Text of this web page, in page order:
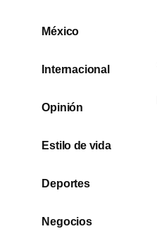
México
Internacional
Opinión
Estilo de vida
Deportes
Negocios